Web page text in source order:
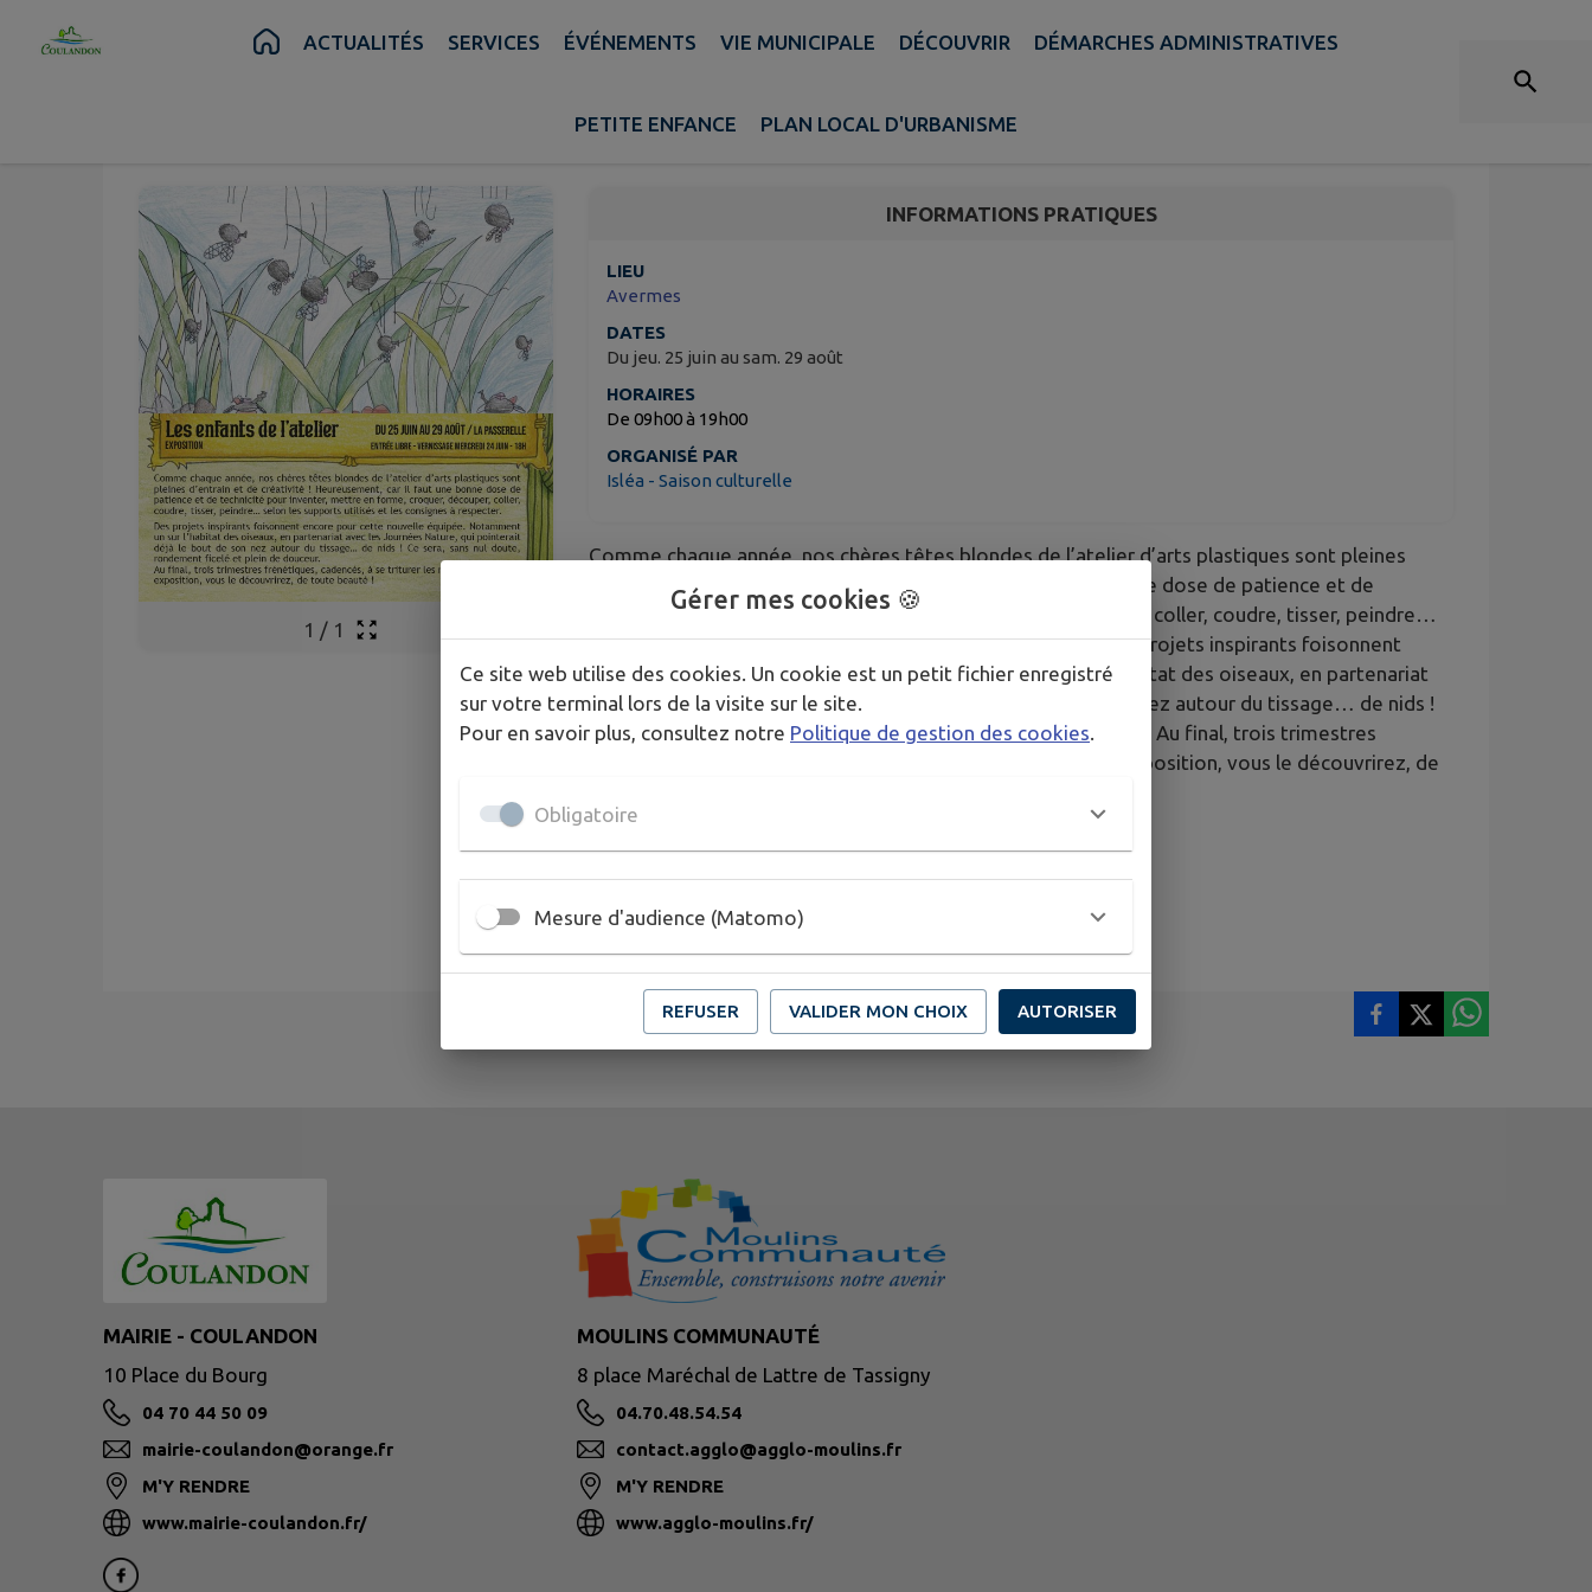
Contenu Recherche Pied de page
ACTUALITÉS SERVICES ÉVÉNEMENTS VIE MUNICIPALE DÉCOUVRIR DÉMARCHES ADMINISTRATIVES
PETITE ENFANCE PLAN LOCAL D'URBANISME
1 / 1
INFORMATIONS PRATIQUES
LIEU
Avermes
DATES
Du jeu. 25 juin au sam. 29 août
HORAIRES
De 09h00 à 19h00
ORGANISÉ PAR
Isléa - Saison culturelle
Comme chaque année, nos chères têtes blondes de l’atelier d’arts plastiques sont pleines
d’entrain et de créativité ! Heureusement, car il faut une bonne dose de patience et de
technicité pour inventer, mettre en forme, croquer, découper, coller, coudre, tisser, peindre…
selon les supports utilisés et les consignes à respecter. Des projets inspirants foisonnent
encore pour cette nouvelle équipée. Notamment un sur l’habitat des oiseaux, en partenariat
avec les Journées Nature, qui pointerait déjà le bout de son nez autour du tissage… de nids !
Ce sera, sans nul doute, rondement ficelé et plein de douceur. Au final, trois trimestres
frénétiques, cadencés, à se triturer les méninges pour une exposition, vous le découvrirez, de
MAIRIE - COULANDON
10 Place du Bourg
04 70 44 50 09
mairie-coulandon@orange.fr
M'Y RENDRE
www.mairie-coulandon.fr/
MOULINS COMMUNAUTÉ
8 place Maréchal de Lattre de Tassigny
04.70.48.54.54
contact.agglo@agglo-moulins.fr
M'Y RENDRE
www.agglo-moulins.fr/
Gérer mes cookies 🍪
Ce site web utilise des cookies. Un cookie est un petit fichier enregistré
sur votre terminal lors de la visite sur le site.
Pour en savoir plus, consultez notre Politique de gestion des cookies.
Obligatoire
Mesure d'audience (Matomo)
REFUSER VALIDER MON CHOIX AUTORISER